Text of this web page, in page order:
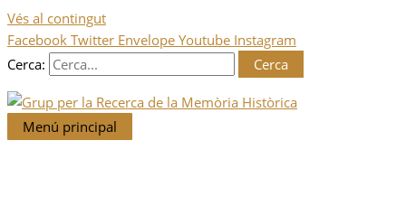
Vés al contingut
Facebook Twitter Envelope Youtube Instagram
Cerca:
Menú principal